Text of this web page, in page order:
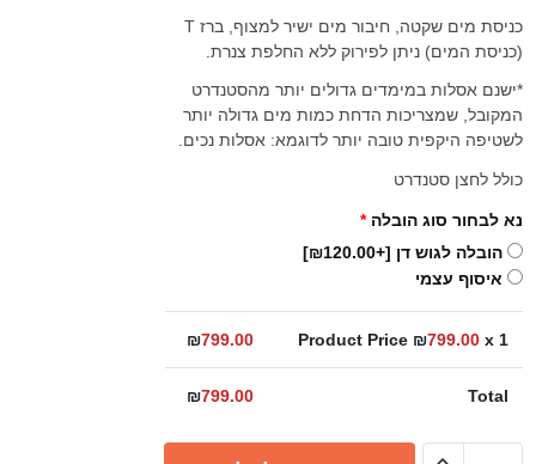
כניסת מים שקטה, חיבור מים ישיר למצוף, ברז T
(כניסת המים) ניתן לפירוק ללא החלפת צנרת.
*ישנם אסלות במימדים גדולים יותר מהסטנדרט
המקובל, שמצריכות הדחת כמות מים גדולה יותר
לשטיפה היקפית טובה יותר לדוגמא: אסלות נכים.
כולל לחצן סטנדרט
נא לבחור סוג הובלה *
הובלה לגוש דן [+₪120.00]
איסוף עצמי
Product Price ₪799.00x 1
₪799.00
Total
₪799.00